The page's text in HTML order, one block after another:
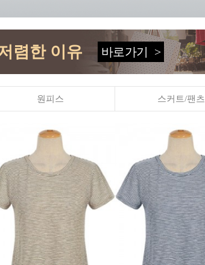
렴한 이유 바로가기 >
원피스 스커트/팬츠